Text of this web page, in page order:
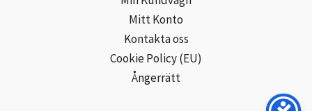
Mitt Konto
Kontakta oss
Cookie Policy (EU)
Ångerrätt